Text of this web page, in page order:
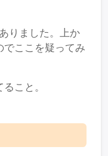
りました。上か
でここを疑ってみ
こと。